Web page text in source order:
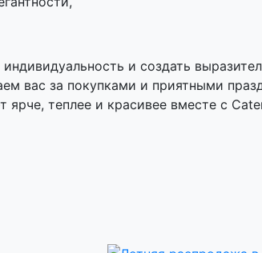
и создать
вас за покупками и приятными
ярче, теплее и красивее вместе с